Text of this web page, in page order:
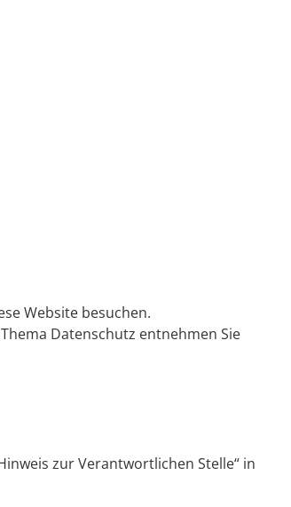
Website besuchen.
Datenschutz entnehmen Sie
zur Verantwortlichen Stelle“ in